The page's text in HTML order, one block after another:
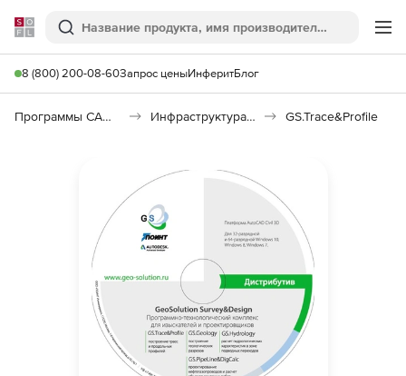
Softline
Поиск
8 (800) 200-08-60Запрос ценыИнферитБлог
Программы САПР и ГИС Инфраструктура: изыскания, генплан, транспорт GS.Trace&Profile